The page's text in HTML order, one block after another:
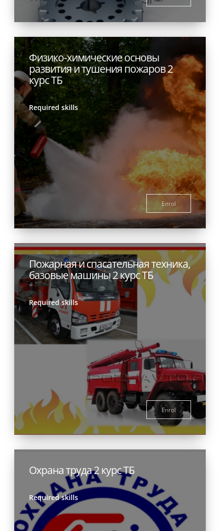
Физико-химические основы
развития и тушения пожаров 2
курс ТБ
Required skills
Enrol
Пожарная и спасательная техника,
базовые машины 2 курс ТБ
Required skills
Enrol
Охрана труда 2 курс ТБ
Required skills